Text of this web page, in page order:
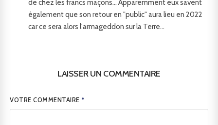
de chez les francs maçons... Apparemment eux savent
également que son retour en "public" aura lieu en 2022
car ce sera alors l'armageddon sur la Terre...
LAISSER UN COMMENTAIRE
VOTRE COMMENTAIRE*